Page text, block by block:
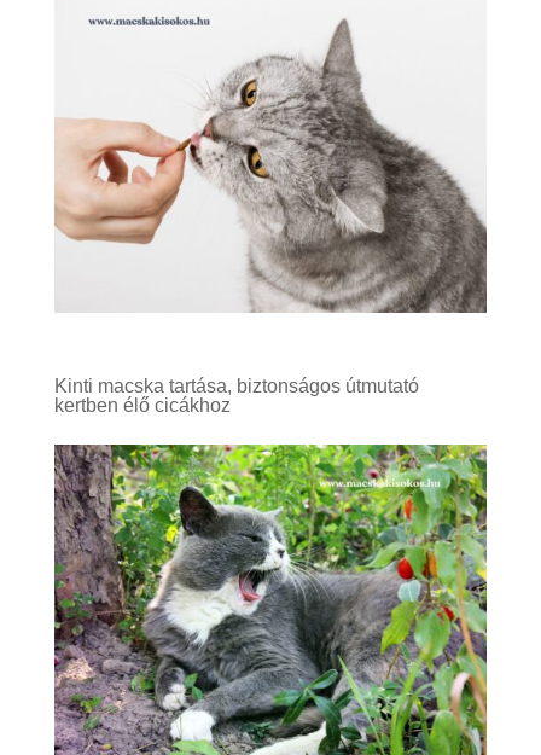
Kinti macska tartása, biztonságos útmutató
kertben élő cicákhoz